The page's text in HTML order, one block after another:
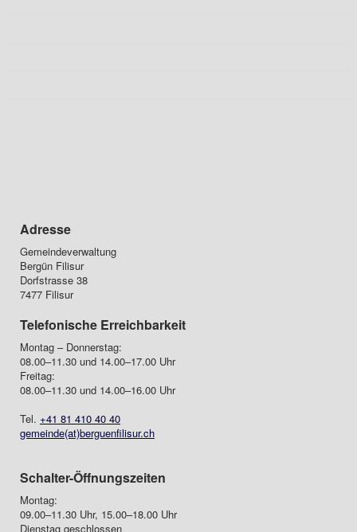
Adresse
Gemeindeverwaltung
Bergün Filisur
Dorfstrasse 38
7477 Filisur
Telefonische Erreichbarkeit
Montag – Donnerstag:
08.00–11.30 und 14.00–17.00 Uhr
Freitag:
08.00–11.30 und 14.00–16.00 Uhr
Tel. +41 81 410 40 40
gemeinde(at)berguenfilisur.ch
Schalter-Öffnungszeiten
Montag:
09.00–11.30 Uhr, 15.00–18.00 Uhr
Dienstag geschlossen